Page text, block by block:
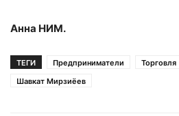
Анна НИМ.
ТЕГИ Предприниматели Торговля
Шавкат Мирзиёев